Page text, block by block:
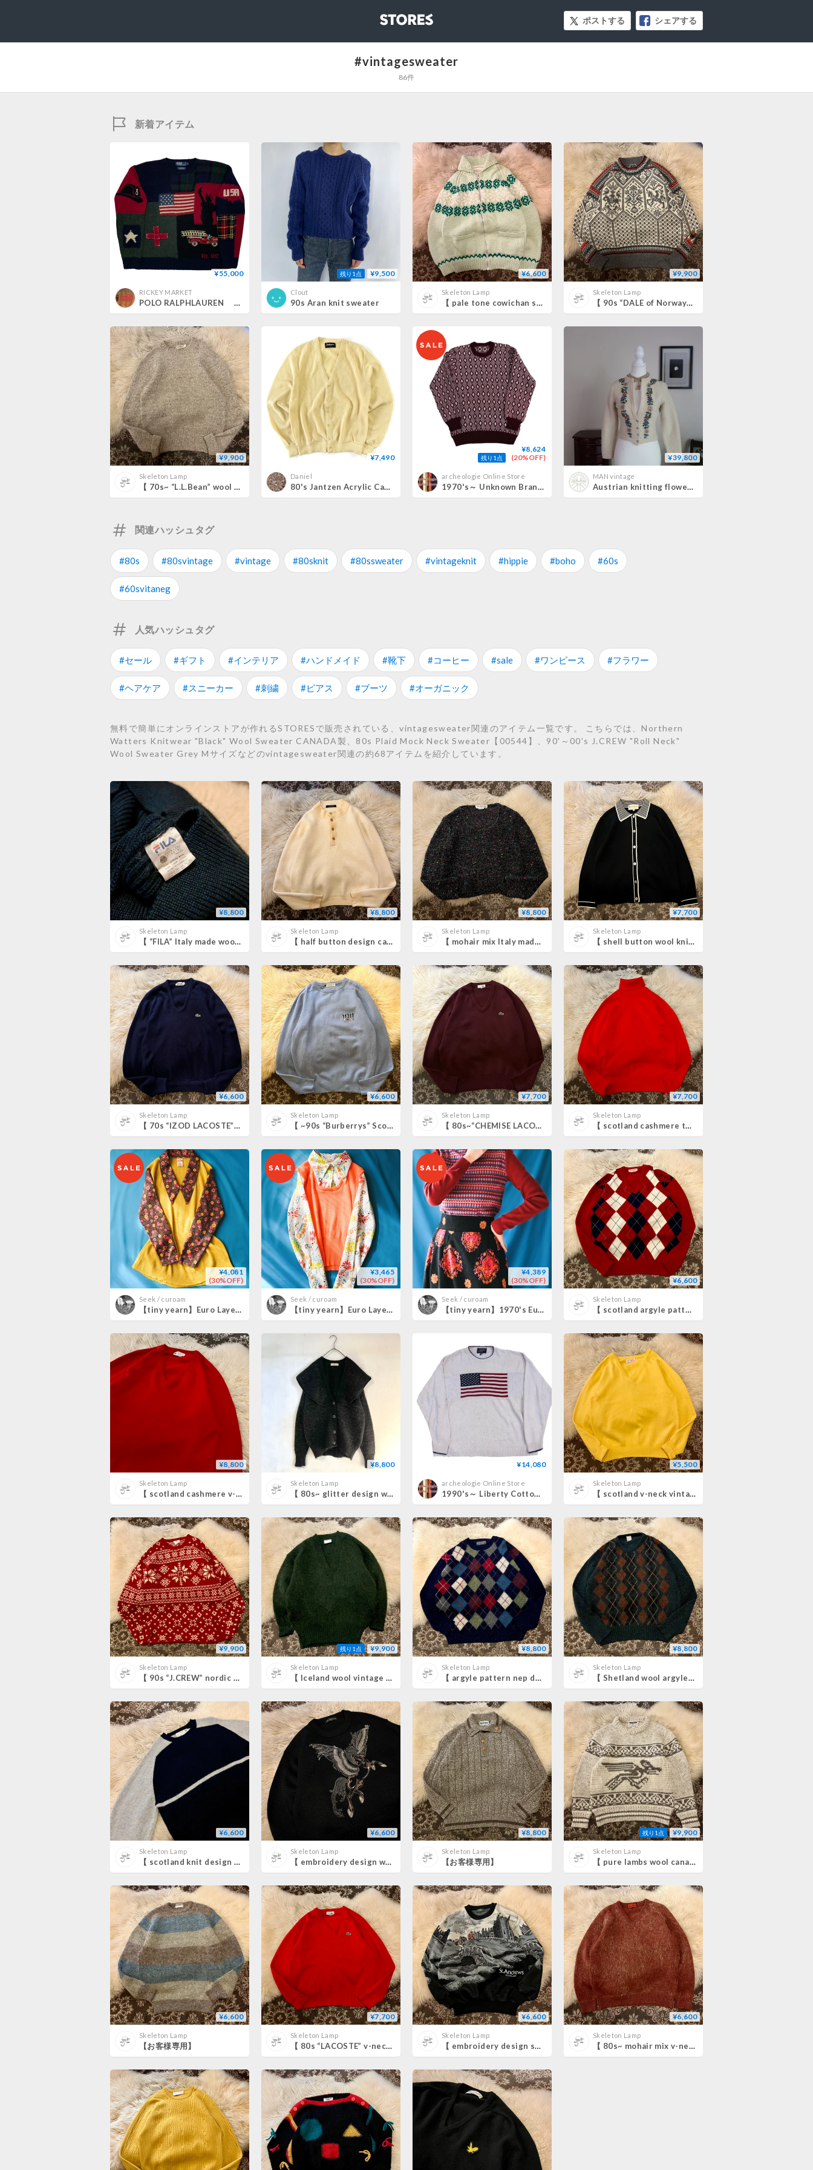
STORES ポストする シェアする
#vintagesweater
86件
新着アイテム
¥55,000
RICKEY MARKET
POLO RALPHLAUREN "911 MEMORIAL" SWEATER (Lサイズ)
残り1点 ¥9,500
Clout
90s Aran knit sweater
¥6,600
Skeleton Lamp
【 pale tone cowichan sweater 】
¥9,900
Skeleton Lamp
【 90s “DALE of Norway” nordic pattern sweater 】
¥9,900
Skeleton Lamp
【 70s~ “L.L.Bean” wool sweater 】
¥7,490
Daniel
80's Jantzen Acrylic Cardigan USA製
残り1点
¥8,624
(20%OFF)
archeologie Online Store
1970's～ Unknown Brand Wool Sweater / Pattern
¥39,800
MAN vintage
Austrian knitting flower embroidery cardigan 💐
関連ハッシュタグ
#80s #80svintage #vintage #80sknit #80ssweater #vintageknit #hippie #boho #60s
#60svitaneg
人気ハッシュタグ
#セール #ギフト #インテリア #ハンドメイド #靴下 #コーヒー #sale #ワンピース #フラワー
#ヘアケア #スニーカー #刺繍 #ピアス #ブーツ #オーガニック
無料で簡単にオンラインストアが作れるSTORESで販売されている、vintagesweater関連のアイテム一覧です。 こちらでは、Northern
Watters Knitwear "Black" Wool Sweater CANADA製、80s Plaid Mock Neck Sweater【00544】、90'～00's J.CREW "Roll Neck"
Wool Sweater Grey Mサイズなどのvintagesweater関連の約68アイテムを紹介しています。
¥8,800
Skeleton Lamp
【 “FILA” Italy made wool sweater 】
¥8,800
Skeleton Lamp
【 half button design cashmere sweater 】
¥8,800
Skeleton Lamp
【 mohair mix Italy made short length design sweater 】
¥7,700
Skeleton Lamp
【 shell button wool knit design shirt 】
¥6,600
Skeleton Lamp
【 70s “IZOD LACOSTE” acrylic knit sweater 】
¥6,600
Skeleton Lamp
【 ~90s “Burberrys” Scotland knit sweater 】
¥7,700
Skeleton Lamp
【 80s~“CHEMISE LACOSTE” V-neck sweater 】
¥7,700
Skeleton Lamp
【 scotland cashmere turtle neck sweater 】
¥4,081
(30%OFF)
Seek / curoam
【tiny yearn】Euro Layered Design Knit Tops
¥3,465
(30%OFF)
Seek / curoam
【tiny yearn】Euro Layered Design Knit Tops
¥4,389
(30%OFF)
Seek / curoam
【tiny yearn】1970's Euro Jacquard Knit Sweater
¥6,600
Skeleton Lamp
【 scotland argyle pattern v-neck sweater 】
¥8,800
Skeleton Lamp
【 scotland cashmere v-neck sweater 】
¥8,800
Skeleton Lamp
【 80s~ glitter design wool sweater 】
¥14,080
archeologie Online Store
1990's～ Liberty Cottonknit Sweater / Flag
¥5,500
Skeleton Lamp
【 scotland v-neck vintage sweater 】
¥9,900
Skeleton Lamp
【 90s “J.CREW” nordic pattern sweater 】
残り1点 ¥9,900
Skeleton Lamp
【 Iceland wool vintage sweater 】
¥8,800
Skeleton Lamp
【 argyle pattern nep design Ireland sweater 】
¥8,800
Skeleton Lamp
【 Shetland wool argyle pattern sweater 】
¥6,600
Skeleton Lamp
【 scotland knit design sweater 】
¥6,600
Skeleton Lamp
【 embroidery design wool sweater 】
¥8,800
Skeleton Lamp
【お客様専用】
残り1点 ¥9,900
Skeleton Lamp
【 pure lambs wool canada knit sweater 】
¥6,600
Skeleton Lamp
【お客様専用】
¥7,700
Skeleton Lamp
【 80s “LACOSTE” v-neck sweater 】
¥6,600
Skeleton Lamp
【 embroidery design sweater 】
¥6,600
Skeleton Lamp
【 80s~ mohair mix v-neck sweater 】